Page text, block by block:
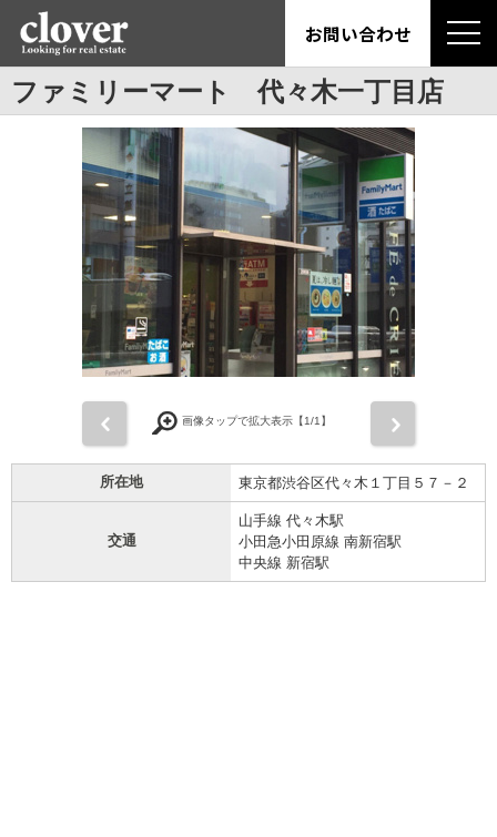
お問い合わせ
ファミリーマート 代々木一丁目店
画像タップで拡大表示【1/1】
所在地 東京都渋谷区代々木１丁目５７－２
交通
山手線 代々木駅
小田急小田原線 南新宿駅
中央線 新宿駅